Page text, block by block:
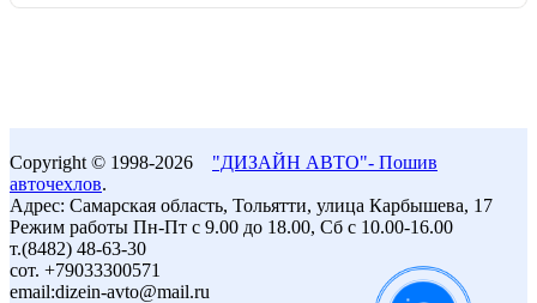
Copyright © 1998-2026 "ДИЗАЙН АВТО"- Пошив
авточехлов.
Адрес: Самарская область, Тольятти, улица Карбышева, 17
Режим работы Пн-Пт с 9.00 до 18.00, Сб с 10.00-16.00
т.(8482) 48-63-30
сот. +79033300571
email:dizein-avto@mail.ru